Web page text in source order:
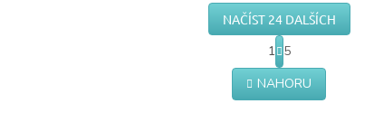
O
v
l
NAČÍST 24 DALŠÍCH
S
t
r
á
n
1 5
NAHORU